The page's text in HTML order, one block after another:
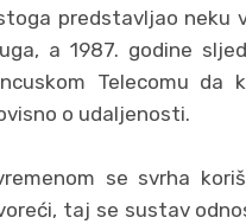
predstavljao neku
a 1987. godine
Telecomu da
o udaljenosti.
se svrha
taj se sustav